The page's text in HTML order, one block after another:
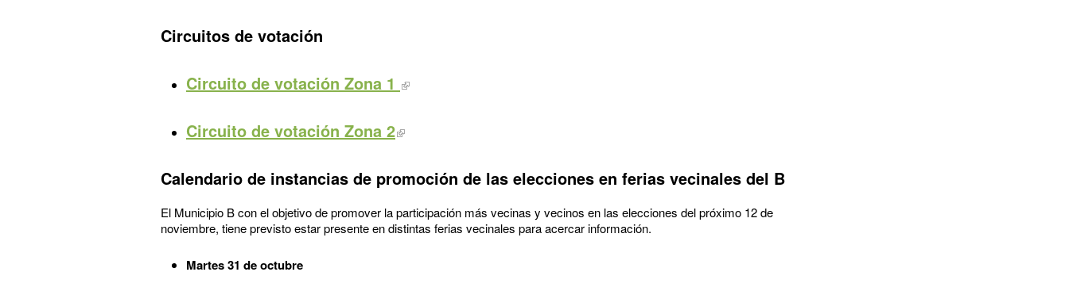
Circuitos de votación
Circuito de votación Zona 1
Circuito de votación Zona 2
Calendario de instancias de promoción de las elecciones en ferias vecinales del B
El Municipio B con el objetivo de promover la participación más vecinas y vecinos en las elecciones del próximo 12 de
noviembre, tiene previsto estar presente en distintas ferias vecinales para acercar información.
Martes 31 de octubre